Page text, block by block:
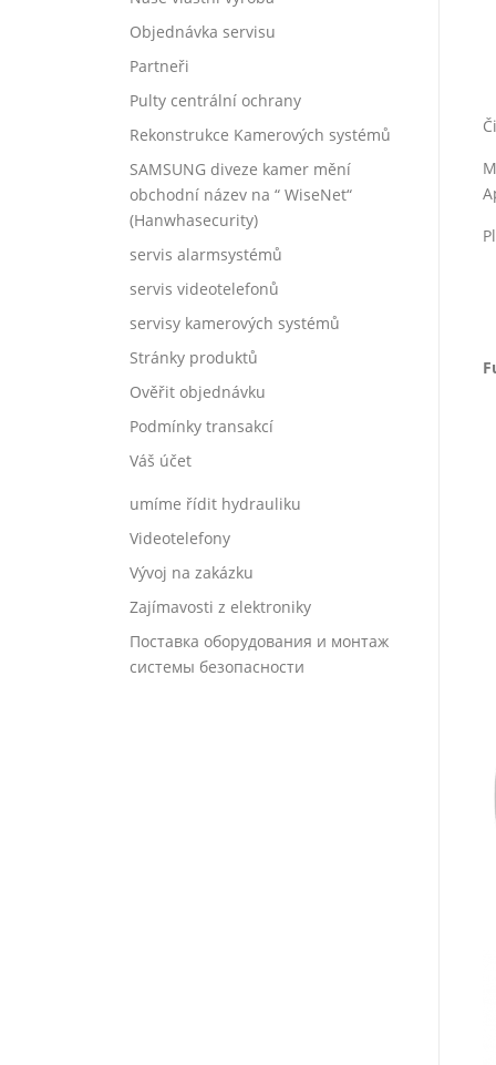
Objednávka servisu
Partneři
Pulty centrální ochrany
Rekonstrukce Kamerových systémů
SAMSUNG diveze kamer mění
obchodní název na “ WiseNet“
(Hanwhasecurity)
servis alarmsystémů
servis videotelefonů
servisy kamerových systémů
Stránky produktů
Ověřit objednávku
Podmínky transakcí
Váš účet
umíme řídit hydrauliku
Videotelefony
Vývoj na zakázku
Zajímavosti z elektroniky
Поставка оборудования и монтаж
системы безопасности